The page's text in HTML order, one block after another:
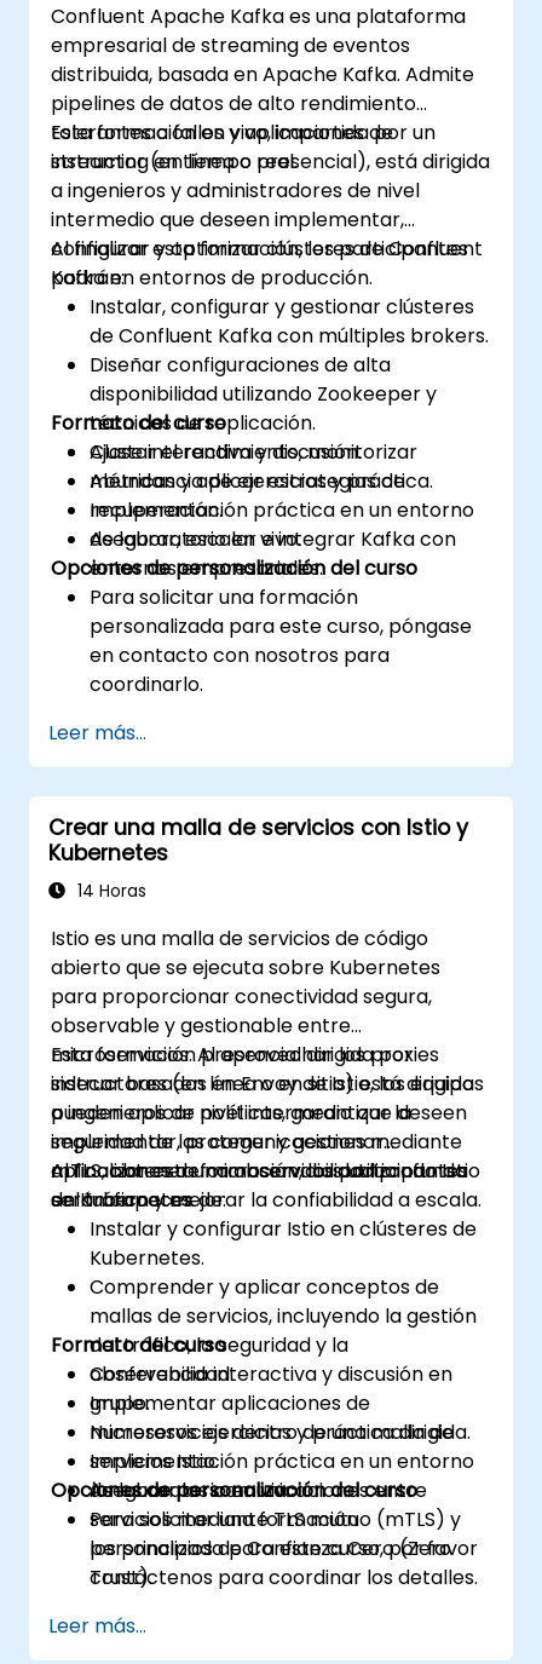
Confluent Apache Kafka es una plataforma
empresarial de streaming de eventos
distribuida, basada en Apache Kafka. Admite
pipelines de datos de alto rendimiento
tolerantes a fallos y aplicaciones de
streaming en tiempo real.
Esta formación en vivo, impartida por un
instructor (en línea o presencial), está dirigida
a ingenieros y administradores de nivel
intermedio que deseen implementar,
configurar y optimizar clústeres de Confluent
Kafka en entornos de producción.
Al finalizar esta formación, los participantes
podrán:
Instalar, configurar y gestionar clústeres
de Confluent Kafka con múltiples brokers.
Diseñar configuraciones de alta
disponibilidad utilizando Zookeeper y
técnicas de replicación.
Ajustar el rendimiento, monitorizar
métricas y aplicar estrategias de
recuperación.
Asegurar, escalar e integrar Kafka con
entornos empresariales.
Formato del curso
Clase interactiva y discusión.
Abundancia de ejercicios y práctica.
Implementación práctica en un entorno
de laboratorio en vivo.
Opciones de personalización del curso
Para solicitar una formación
personalizada para este curso, póngase
en contacto con nosotros para
coordinarlo.
Leer más...
Crear una malla de servicios con Istio y
Kubernetes
14 Horas
Istio es una malla de servicios de código
abierto que se ejecuta sobre Kubernetes
para proporcionar conectividad segura,
observable y gestionable entre
microservicios. Al aprovechar los proxies
sidecar basados en Envoy de Istio, los equipos
pueden aplicar políticas, garantizar la
seguridad de las comunicaciones mediante
mTLS, obtener una observabilidad profunda
del tráfico y mejorar la confiabilidad a escala.
Esta formación presencial dirigida por
instructores (en línea o en sitio) está dirigida
a ingenieros de nivel intermedio que deseen
implementar, proteger y gestionar
aplicaciones de microservicios utilizando Istio
en Kubernetes.
Al finalizar esta formación, los participantes
serán capaces de:
Instalar y configurar Istio en clústeres de
Kubernetes.
Comprender y aplicar conceptos de
mallas de servicios, incluyendo la gestión
del tráfico, la seguridad y la
observabilidad.
Implementar aplicaciones de
microservicios dentro de una malla de
servicios Istio.
Asegurar las comunicaciones entre
servicios mediante TLS mutuo (mTLS) y
los principios de Confianza Cero (Zero
Trust).
problemas en microservicios con
Formato del curso
Conferencia interactiva y discusión en
grupo.
Numerosos ejercicios y práctica dirigida.
Implementación práctica en un entorno
de laboratorio en vivo.
Opciones de personalización del curso
Para solicitar una formación
personalizada para este curso, por favor
contáctenos para coordinar los detalles.
Leer más...